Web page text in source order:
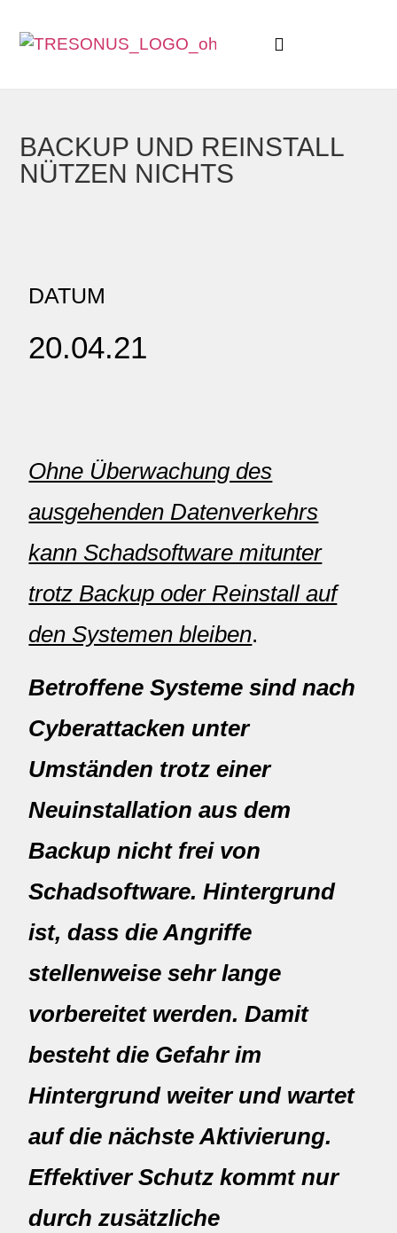
BACKUP UND REINSTALL
NÜTZEN NICHTS
DATUM
20.04.21
Ohne Überwachung des
ausgehenden Datenverkehrs
kann Schadsoftware mitunter
trotz Backup oder Reinstall auf
den Systemen bleiben.
Betroffene Systeme sind nach
Cyberattacken unter
Umständen trotz einer
Neuinstallation aus dem
Backup nicht frei von
Schadsoftware. Hintergrund
ist, dass die Angriffe
stellenweise sehr lange
vorbereitet werden. Damit
besteht die Gefahr im
Hintergrund weiter und wartet
auf die nächste Aktivierung.
Effektiver Schutz kommt nur
durch zusätzliche